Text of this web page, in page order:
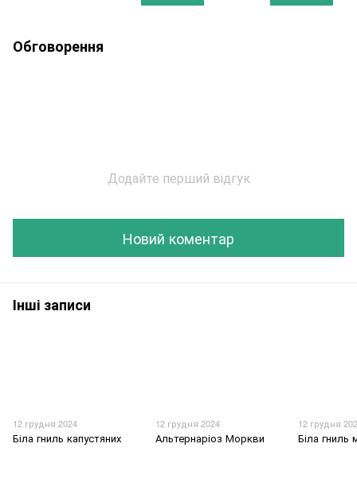
Обговорення
Додайте перший відгук
Новий коментар
Інші записи
12 грудня 2024
Біла гниль капустяних
12 грудня 2024
Альтернаріоз Моркви
12 грудня
Біла гниль